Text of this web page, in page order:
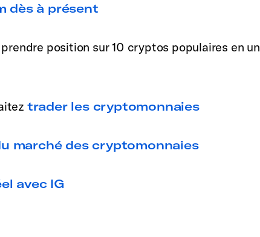
dès à présent
position sur 10 cryptos populaires en un
trader les cryptomonnaies
marché des cryptomonnaies
avec IG